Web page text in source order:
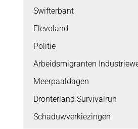
Swifterbant
Flevoland
Politie
Arbeidsmigranten
Meerpaaldagen
Dronterland Survivalrun
Schaduwverkiezingen